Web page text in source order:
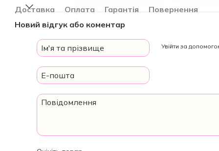
Доставка Оплата Гарантія
Повернення
Новий відгук або коментар
Увійти за